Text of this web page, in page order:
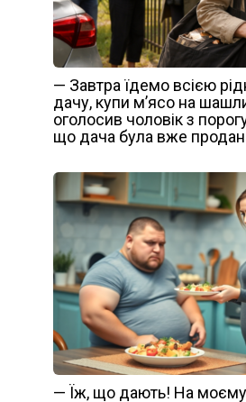
— Завтра їдемо всією
дачу, купи м’ясо на
оголосив чоловік з
що дача була вже
— Їж, що дають! На моєму